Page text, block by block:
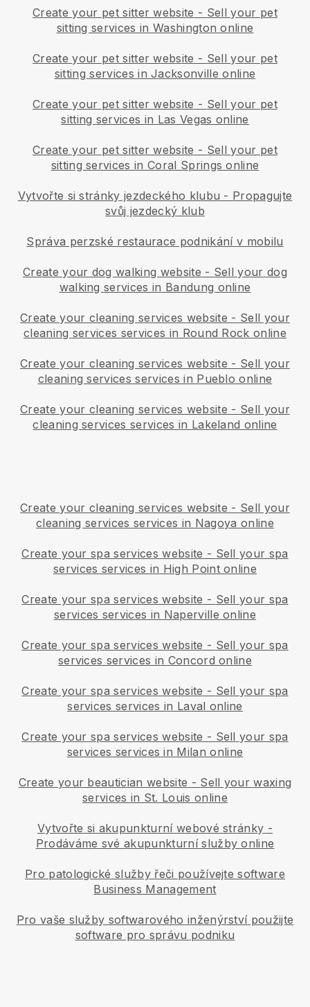
Create your pet sitter website - Sell your pet
sitting services in Washington online
Create your pet sitter website - Sell your pet
sitting services in Jacksonville online
Create your pet sitter website - Sell your pet
sitting services in Las Vegas online
Create your pet sitter website - Sell your pet
sitting services in Coral Springs online
Vytvořte si stránky jezdeckého klubu - Propagujte
svůj jezdecký klub
Správa perzské restaurace podnikání v mobilu
Create your dog walking website - Sell your dog
walking services in Bandung online
Create your cleaning services website - Sell your
cleaning services services in Round Rock online
Create your cleaning services website - Sell your
cleaning services services in Pueblo online
Create your cleaning services website - Sell your
cleaning services services in Lakeland online
Create your cleaning services website - Sell your
cleaning services services in Nagoya online
Create your spa services website - Sell your spa
services services in High Point online
Create your spa services website - Sell your spa
services services in Naperville online
Create your spa services website - Sell your spa
services services in Concord online
Create your spa services website - Sell your spa
services services in Laval online
Create your spa services website - Sell your spa
services services in Milan online
Create your beautician website - Sell your waxing
services in St. Louis online
Vytvořte si akupunkturní webové stránky -
Prodáváme své akupunkturní služby online
Pro patologické služby řeči používejte software
Business Management
Pro vaše služby softwarového inženýrství použijte
software pro správu podniku